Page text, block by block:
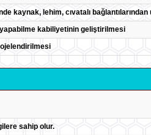
kaynak, lehim, cıvatalı bağlantılarından
kabiliyetinin geliştirilmesi
sahip olur.